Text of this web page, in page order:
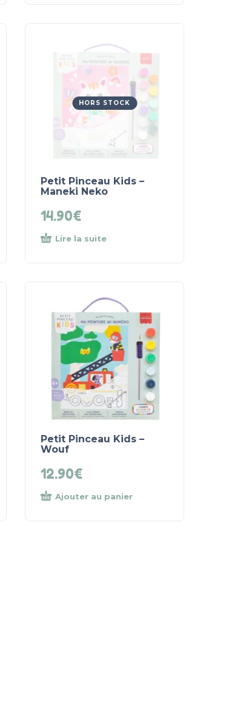
HORS STOCK
Petit Pinceau Kids –
Maneki Neko
14.90€
Lire la suite
Petit Pinceau Kids –
Wouf
12.90€
Ajouter au panier